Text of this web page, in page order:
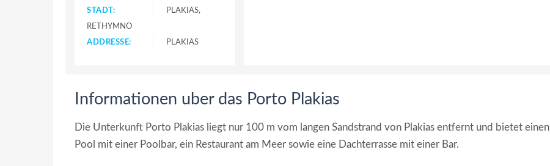
STADT:
PLAKIAS,
RETHYMNO
ADDRESSE:
PLAKIAS
Informationen uber das Porto Plakias
Die Unterkunft Porto Plakias liegt nur 100 m vom langen Sandstrand von Plakias entfernt und bietet einen
Pool mit einer Poolbar, ein Restaurant am Meer sowie eine Dachterrasse mit einer Bar.